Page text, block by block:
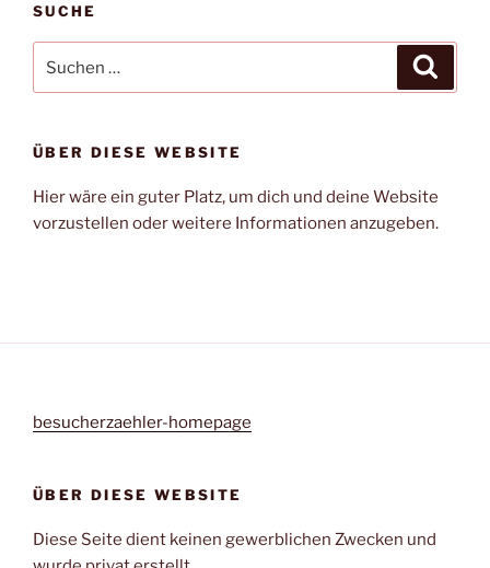
SUCHE
nach:
ÜBER DIESE WEBSITE
Hier wäre ein guter Platz, um dich und deine Website
vorzustellen oder weitere Informationen anzugeben.
besucherzaehler-homepage
ÜBER DIESE WEBSITE
Diese Seite dient keinen gewerblichen Zwecken und